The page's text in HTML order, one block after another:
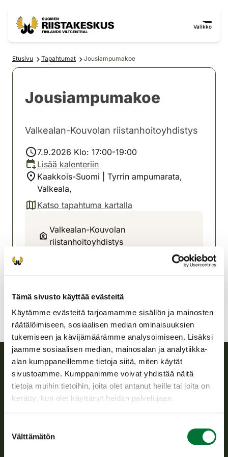
Tämä sivusto käyttää evästeitä
Käytämme evästeitä tarjoamamme sisällön ja mainosten
räätälöimiseen, sosiaalisen median ominaisuuksien
tukemiseen ja kävijämäärämme analysoimiseen. Lisäksi
jaamme sosiaalisen median, mainosalan ja analytiikka-
alan kumppaneillemme tietoja siitä, miten käytät
sivustoamme. Kumppanimme voivat yhdistää näitä
tietoja muihin tietoihin, joita olet antanut heille tai joita on
kerätty, kun olet käyttänyt heidän palvelujaan.
valinta
Välttämätön
Valikko
Etusivu Tapahtumat Jousiampumakoe
Jousiampumakoe
Valkealan-Kouvolan riistanhoitoyhdistys
7.9.2026 Klo: 17:00-19:00
Lisää kalenteriin
Kaakkois-Suomi | Tyrrin ampumarata,
Valkeala,
Katso tapahtuma kartalla
(avautuu uuteen välilehteen)
Valkealan-Kouvolan
riistanhoitoyhdistys
valkeala-kouvola@rhy.riista.fi
Suomen riistakeskus
Suomen riistakeskus edistää kestävää riistataloutta, tukee
hallintotehtävistä.